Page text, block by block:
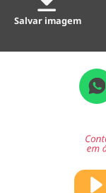
Salvar imagem